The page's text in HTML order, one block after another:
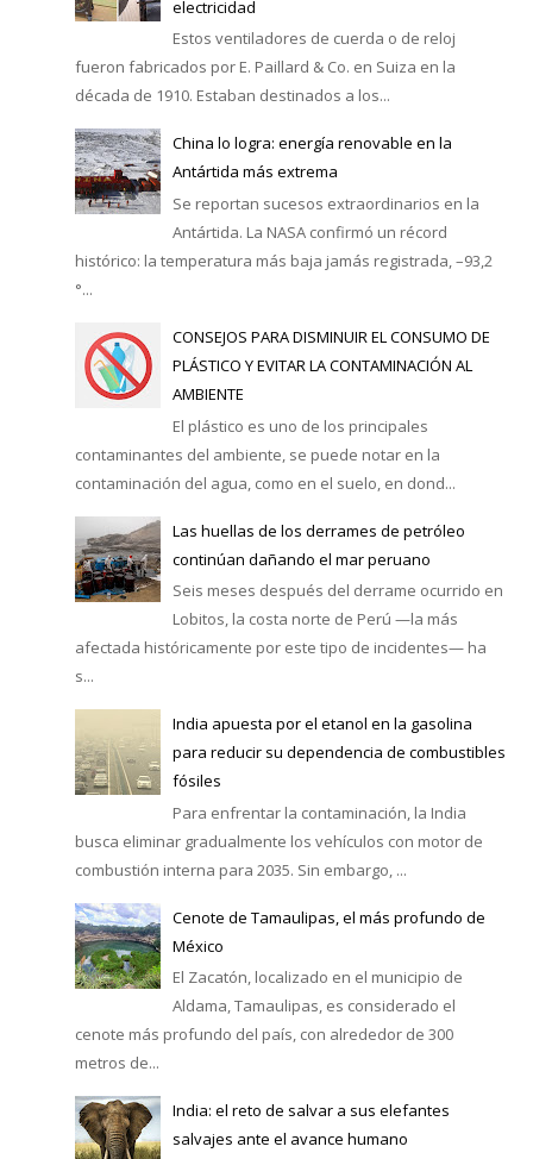
electricidad
Estos ventiladores de cuerda o de reloj
fueron fabricados por E. Paillard & Co. en Suiza en la
década de 1910. Estaban destinados a los...
China lo logra: energía renovable en la
Antártida más extrema
Se reportan sucesos extraordinarios en la
Antártida. La NASA confirmó un récord
histórico: la temperatura más baja jamás registrada, –93,2
°...
CONSEJOS PARA DISMINUIR EL CONSUMO DE
PLÁSTICO Y EVITAR LA CONTAMINACIÓN AL
AMBIENTE
El plástico es uno de los principales
contaminantes del ambiente, se puede notar en la
contaminación del agua, como en el suelo, en dond...
Las huellas de los derrames de petróleo
continúan dañando el mar peruano
Seis meses después del derrame ocurrido en
Lobitos, la costa norte de Perú —la más
afectada históricamente por este tipo de incidentes— ha
s...
India apuesta por el etanol en la gasolina
para reducir su dependencia de combustibles
fósiles
Para enfrentar la contaminación, la India
busca eliminar gradualmente los vehículos con motor de
combustión interna para 2035. Sin embargo, ...
Cenote de Tamaulipas, el más profundo de
México
El Zacatón, localizado en el municipio de
Aldama, Tamaulipas, es considerado el
cenote más profundo del país, con alrededor de 300
metros de...
India: el reto de salvar a sus elefantes
salvajes ante el avance humano